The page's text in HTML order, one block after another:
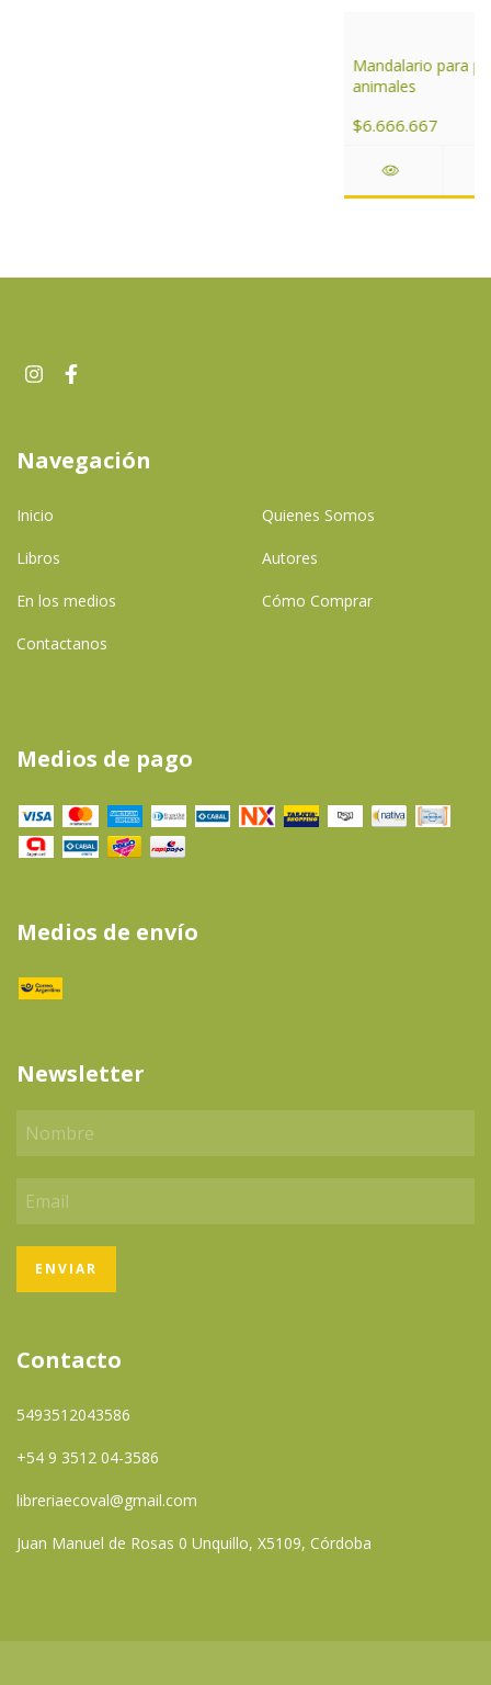
Mandalario para
animales
$6.666.667
Navegación
Inicio Quienes Somos
Libros Autores
En los medios Cómo Comprar
Contactanos
Medios de pago
Medios de envío
Newsletter
Contacto
5493512043586
+54 9 3512 04-3586
libreriaecoval@gmail.com
Juan Manuel de Rosas 0 Unquillo, X5109, Córdoba